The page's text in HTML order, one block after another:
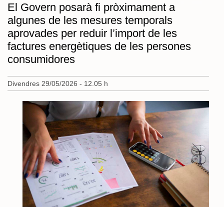
El Govern posarà fi pròximament a
algunes de les mesures temporals
aprovades per reduir l’import de les
factures energètiques de les persones
consumidores
Divendres 29/05/2026 - 12.05 h